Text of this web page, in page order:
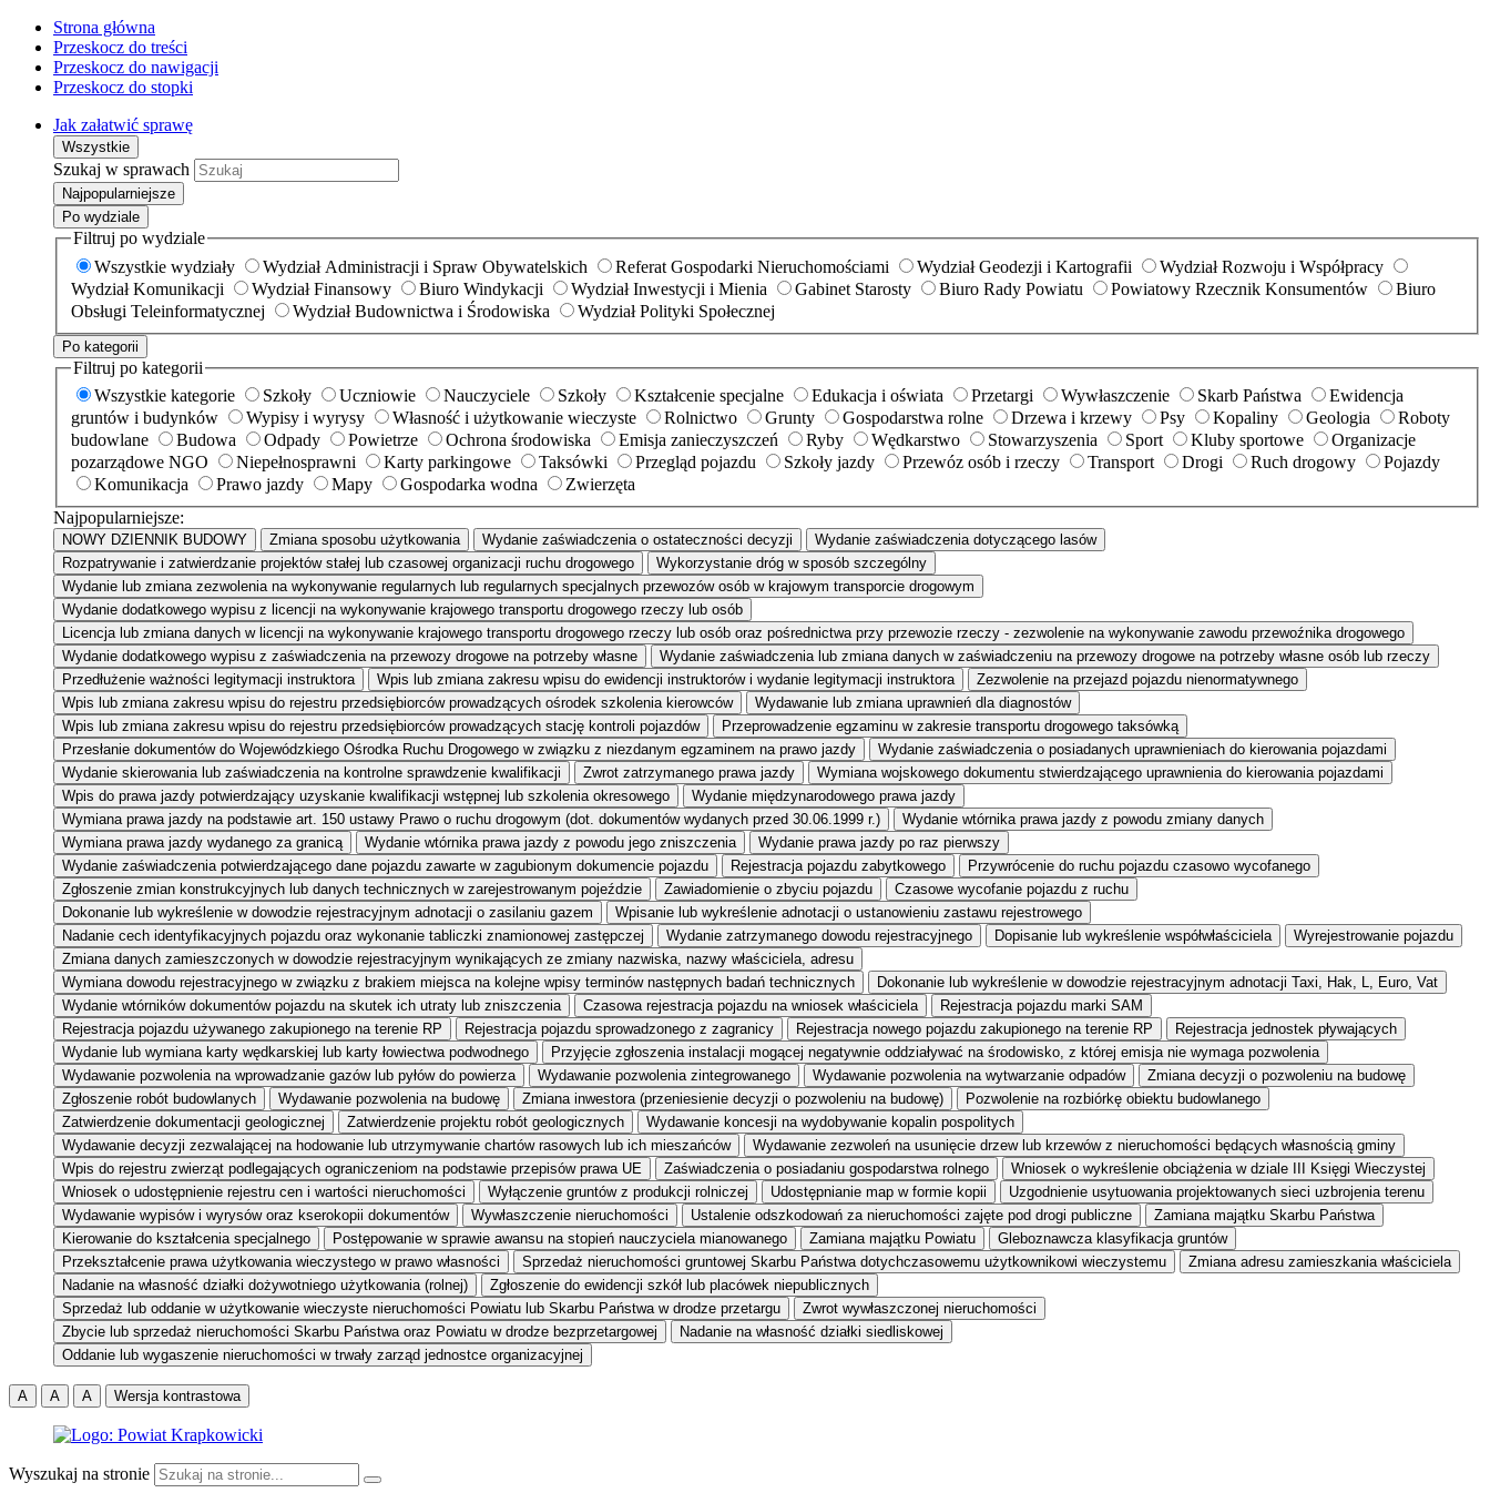
Strona główna
Przeskocz do treści
Przeskocz do nawigacji
Przeskocz do stopki
Jak załatwić sprawę
Wszystkie
Szukaj w sprawach
Najpopularniejsze
Po wydziale
Filtruj po wydziale
Wszystkie wydziały
Wydział Administracji i Spraw Obywatelskich Referat Gospodarki Nieruchomościami Wydział Geodezji i Kartografii
Wydział Rozwoju i Współpracy
Wydział Komunikacji
Wydział Finansowy Biuro Windykacji Wydział Inwestycji i Mienia Gabinet Starosty Biuro Rady Powiatu Powiatowy Rzecznik Konsumentów
Biuro
Obsługi Teleinformatycznej
Wydział Budownictwa i Środowiska Wydział Polityki Społecznej
Po kategorii
Filtruj po kategorii
Wszystkie kategorie
Szkoły Uczniowie Nauczyciele Szkoły Kształcenie specjalne Edukacja i oświata Przetargi Wywłaszczenie Skarb Państwa
Ewidencja
gruntów i budynków
Wypisy i wyrysy Własność i użytkowanie wieczyste Rolnictwo Grunty Gospodarstwa rolne Drzewa i krzewy Psy Kopaliny Geologia
Roboty
budowlane
Budowa Odpady Powietrze Ochrona środowiska Emisja zanieczyszczeń Ryby Wędkarstwo Stowarzyszenia Sport Kluby sportowe
Organizacje
pozarządowe NGO
Niepełnosprawni Karty parkingowe Taksówki Przegląd pojazdu Szkoły jazdy Przewóz osób i rzeczy Transport Drogi Ruch drogowy
Pojazdy
Komunikacja
Prawo jazdy Mapy Gospodarka wodna
Zwierzęta
Najpopularniejsze:
NOWY DZIENNIK BUDOWY Zmiana sposobu użytkowania Wydanie zaświadczenia o ostateczności decyzji
Wydanie zaświadczenia dotyczącego lasów
Rozpatrywanie i zatwierdzanie projektów stałej lub czasowej organizacji ruchu drogowego
Wykorzystanie dróg w sposób szczególny
Wydanie lub zmiana zezwolenia na wykonywanie regularnych lub regularnych specjalnych przewozów osób w krajowym transporcie drogowym
Wydanie dodatkowego wypisu z licencji na wykonywanie krajowego transportu drogowego rzeczy lub osób
Licencja lub zmiana danych w licencji na wykonywanie krajowego transportu drogowego rzeczy lub osób oraz pośrednictwa przy przewozie rzeczy - zezwolenie na wykonywanie zawodu przewoźnika drogowego
Wydanie dodatkowego wypisu z zaświadczenia na przewozy drogowe na potrzeby własne
Wydanie zaświadczenia lub zmiana danych w zaświadczeniu na przewozy drogowe na potrzeby własne osób lub rzeczy
Przedłużenie ważności legitymacji instruktora
Wpis lub zmiana zakresu wpisu do ewidencji instruktorów i wydanie legitymacji instruktora
Zezwolenie na przejazd pojazdu nienormatywnego
Wpis lub zmiana zakresu wpisu do rejestru przedsiębiorców prowadzących ośrodek szkolenia kierowców
Wydawanie lub zmiana uprawnień dla diagnostów
Wpis lub zmiana zakresu wpisu do rejestru przedsiębiorców prowadzących stację kontroli pojazdów
Przeprowadzenie egzaminu w zakresie transportu drogowego taksówką
Przesłanie dokumentów do Wojewódzkiego Ośrodka Ruchu Drogowego w związku z niezdanym egzaminem na prawo jazdy
Wydanie zaświadczenia o posiadanych uprawnieniach do kierowania pojazdami
Wydanie skierowania lub zaświadczenia na kontrolne sprawdzenie kwalifikacji
Zwrot zatrzymanego prawa jazdy
Wymiana wojskowego dokumentu stwierdzającego uprawnienia do kierowania pojazdami
Wpis do prawa jazdy potwierdzający uzyskanie kwalifikacji wstępnej lub szkolenia okresowego
Wydanie międzynarodowego prawa jazdy
Wymiana prawa jazdy na podstawie art. 150 ustawy Prawo o ruchu drogowym (dot. dokumentów wydanych przed 30.06.1999 r.)
Wydanie wtórnika prawa jazdy z powodu zmiany danych
Wymiana prawa jazdy wydanego za granicą
Wydanie wtórnika prawa jazdy z powodu jego zniszczenia
Wydanie prawa jazdy po raz pierwszy
Wydanie zaświadczenia potwierdzającego dane pojazdu zawarte w zagubionym dokumencie pojazdu
Rejestracja pojazdu zabytkowego
Przywrócenie do ruchu pojazdu czasowo wycofanego
Zgłoszenie zmian konstrukcyjnych lub danych technicznych w zarejestrowanym pojeździe
Zawiadomienie o zbyciu pojazdu
Czasowe wycofanie pojazdu z ruchu
Dokonanie lub wykreślenie w dowodzie rejestracyjnym adnotacji o zasilaniu gazem
Wpisanie lub wykreślenie adnotacji o ustanowieniu zastawu rejestrowego
Nadanie cech identyfikacyjnych pojazdu oraz wykonanie tabliczki znamionowej zastępczej
Wydanie zatrzymanego dowodu rejestracyjnego Dopisanie lub wykreślenie współwłaściciela
Wyrejestrowanie pojazdu
Zmiana danych zamieszczonych w dowodzie rejestracyjnym wynikających ze zmiany nazwiska, nazwy właściciela, adresu
Wymiana dowodu rejestracyjnego w związku z brakiem miejsca na kolejne wpisy terminów następnych badań technicznych
Dokonanie lub wykreślenie w dowodzie rejestracyjnym adnotacji Taxi, Hak, L, Euro, Vat
Wydanie wtórników dokumentów pojazdu na skutek ich utraty lub zniszczenia
Czasowa rejestracja pojazdu na wniosek właściciela
Rejestracja pojazdu marki SAM
Rejestracja pojazdu używanego zakupionego na terenie RP
Rejestracja pojazdu sprowadzonego z zagranicy Rejestracja nowego pojazdu zakupionego na terenie RP
Rejestracja jednostek pływających
Wydanie lub wymiana karty wędkarskiej lub karty łowiectwa podwodnego
Przyjęcie zgłoszenia instalacji mogącej negatywnie oddziaływać na środowisko, z której emisja nie wymaga pozwolenia
Wydawanie pozwolenia na wprowadzanie gazów lub pyłów do powierza
Wydawanie pozwolenia zintegrowanego Wydawanie pozwolenia na wytwarzanie odpadów
Zmiana decyzji o pozwoleniu na budowę
Zgłoszenie robót budowlanych
Wydawanie pozwolenia na budowę Zmiana inwestora (przeniesienie decyzji o pozwoleniu na budowę)
Pozwolenie na rozbiórkę obiektu budowlanego
Zatwierdzenie dokumentacji geologicznej
Zatwierdzenie projektu robót geologicznych
Wydawanie koncesji na wydobywanie kopalin pospolitych
Wydawanie decyzji zezwalającej na hodowanie lub utrzymywanie chartów rasowych lub ich mieszańców
Wydawanie zezwoleń na usunięcie drzew lub krzewów z nieruchomości będących własnością gminy
Wpis do rejestru zwierząt podlegających ograniczeniom na podstawie przepisów prawa UE
Zaświadczenia o posiadaniu gospodarstwa rolnego
Wniosek o wykreślenie obciążenia w dziale III Księgi Wieczystej
Wniosek o udostępnienie rejestru cen i wartości nieruchomości
Wyłączenie gruntów z produkcji rolniczej Udostępnianie map w formie kopii
Uzgodnienie usytuowania projektowanych sieci uzbrojenia terenu
Wydawanie wypisów i wyrysów oraz kserokopii dokumentów
Wywłaszczenie nieruchomości Ustalenie odszkodowań za nieruchomości zajęte pod drogi publiczne
Zamiana majątku Skarbu Państwa
Kierowanie do kształcenia specjalnego
Postępowanie w sprawie awansu na stopień nauczyciela mianowanego Zamiana majątku Powiatu
Gleboznawcza klasyfikacja gruntów
Przekształcenie prawa użytkowania wieczystego w prawo własności
Sprzedaż nieruchomości gruntowej Skarbu Państwa dotychczasowemu użytkownikowi wieczystemu
Zmiana adresu zamieszkania właściciela
Nadanie na własność działki dożywotniego użytkowania (rolnej)
Zgłoszenie do ewidencji szkół lub placówek niepublicznych
Sprzedaż lub oddanie w użytkowanie wieczyste nieruchomości Powiatu lub Skarbu Państwa w drodze przetargu
Zwrot wywłaszczonej nieruchomości
Zbycie lub sprzedaż nieruchomości Skarbu Państwa oraz Powiatu w drodze bezprzetargowej
Nadanie na własność działki siedliskowej
Oddanie lub wygaszenie nieruchomości w trwały zarząd jednostce organizacyjnej
A A A Wersja kontrastowa
Wyszukaj na stronie